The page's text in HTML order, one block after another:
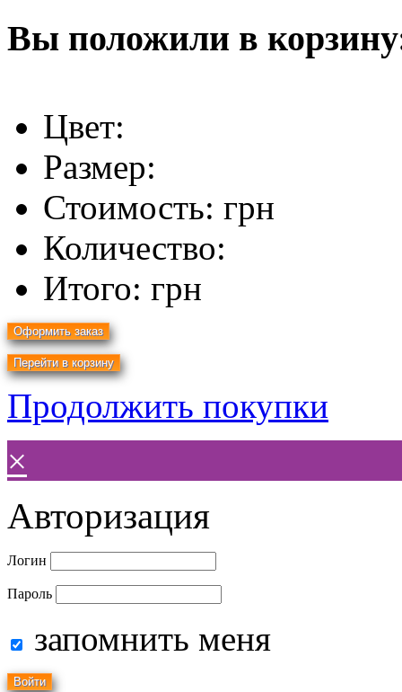
Вы положили в
Цвет:
Размер:
Стоимость: грн
Количество:
Итого: грн
Продолжить покупки
×
Авторизация
Логин
Пароль
запомнить меня